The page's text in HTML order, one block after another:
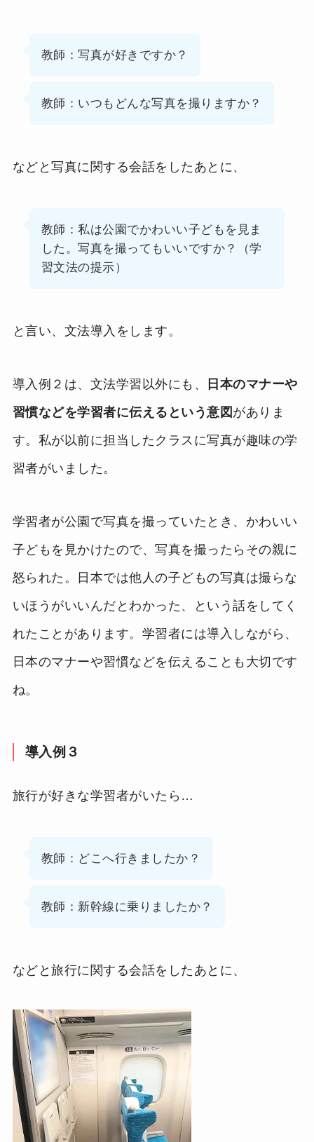
教師：写真が好きですか？
教師：いつもどんな写真を撮りますか？
などと写真に関する会話をしたあとに、
教師：私は公園でかわいい子どもを見ま
した。写真を撮ってもいいですか？（学
習文法の提示）
と言い、文法導入をします。
導入例２は、文法学習以外にも、
日本のマナーや
習慣などを学習者に伝えるという意図 がありま
す。私が以前に担当したクラスに写真が趣味の学
習者がいました。
学習者が公園で写真を撮っていたとき、かわいい
子どもを見かけたので、写真を撮ったらその親に
怒られた。日本では他人の子どもの写真は撮らな
いほうがいいんだとわかった、という話をしてく
れたことがあります。学習者には導入しながら、
日本のマナーや習慣などを伝えることも大切です
ね。
導入例３
旅行が好きな学習者がいたら…
教師：どこへ行きましたか？
教師：新幹線に乗りましたか？
などと旅行に関する会話をしたあとに、